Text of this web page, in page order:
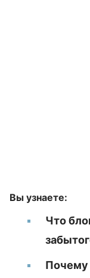
Вы узнаете:
Что
Почему